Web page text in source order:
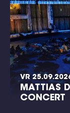
VR
MATTIAS
CONCERT